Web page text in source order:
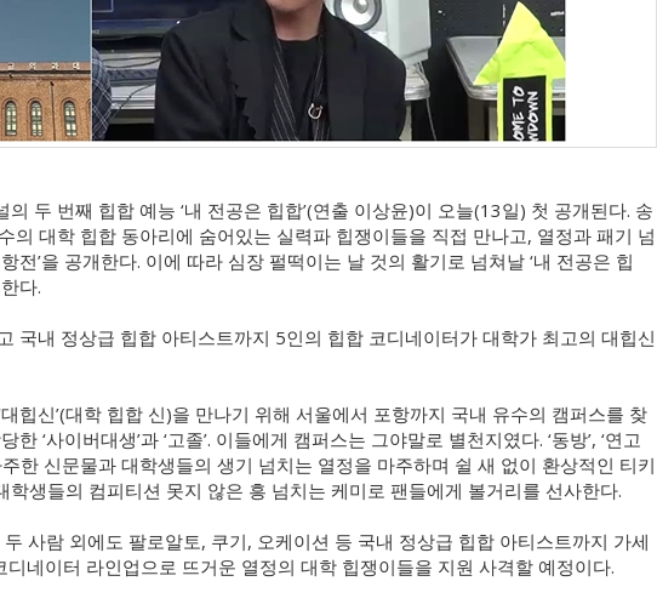
두 번째 힙합 예능 ‘내 전공은 힙합’(연출 이상윤)이 오늘(13일) 첫 공개된다. 송
의 대학 힙합 동아리에 숨어있는 실력파 힙쟁이들을 직접 만나고, 열정과 패기 넘
전’을 공개한다. 이에 따라 심장 펄떡이는 날 것의 활기로 넘쳐날 ‘내 전공은 힙
다.
국내 정상급 힙합 아티스트까지 5인의 힙합 코디네이터가 대학가 최고의 대힙신
힙신’(대학 힙합 신)을 만나기 위해 서울에서 포항까지 국내 유수의 캠퍼스를 찾
한 ‘사이버대생’과 ‘고졸’. 이들에게 캠퍼스는 그야말로 별천지였다. ‘동방’, ‘연고
한 신문물과 대학생들의 생기 넘치는 열정을 마주하며 쉴 새 없이 환상적인 티키
학생들의 컴피티션 못지 않은 흥 넘치는 케미로 팬들에게 볼거리를 선사한다.
두 사람 외에도 팔로알토, 쿠기, 오케이션 등 국내 정상급 힙합 아티스트까지 가세
네이터 라인업으로 뜨거운 열정의 대학 힙쟁이들을 지원 사격할 예정이다.